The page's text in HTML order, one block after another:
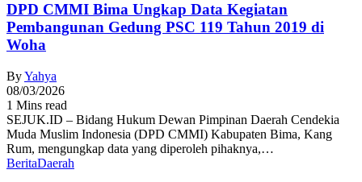
DPD CMMI Bima Ungkap Data Kegiatan
Pembangunan Gedung PSC 119 Tahun 2019 di
Woha
ByYahya
08/03/2026
1 Mins read
SEJUK.ID – Bidang Hukum Dewan Pimpinan Daerah Cendekia
Muda Muslim Indonesia (DPD CMMI) Kabupaten Bima, Kang
Rum, mengungkap data yang diperoleh pihaknya,…
BeritaDaerah